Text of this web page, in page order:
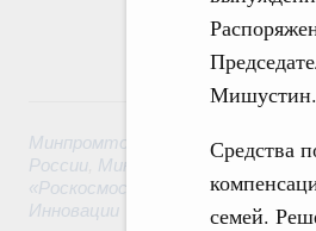
Мишустин.
Средства
семей.
Минпромторг России ,Минфин
России Минсельхоз России
«Роскосмос»
Госкорпорация
Инновации